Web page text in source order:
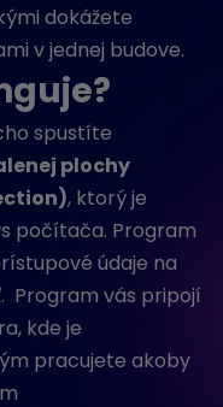
dokážete
v jednej budove.
spustíte
plochy
, ktorý je
počítača. Program
údaje na
Program vás pripojí
kde je
pracujete akoby